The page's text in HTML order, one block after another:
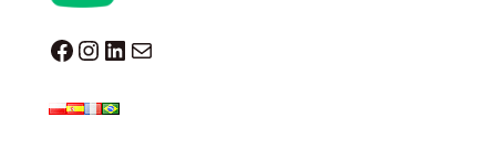
Dogo facebook InstagramLinkedIn E-Mail